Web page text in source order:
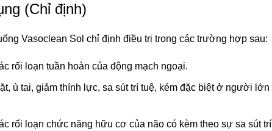
(Chỉ định)
Vasoclean Sol chỉ định điều trị trong các trường hợp sau:
rối loạn tuần hoàn của động mạch ngoại.
ù tai, giảm thính lực, sa sút trí tuệ, kém đặc biệt ở người lớn
rối loạn chức năng hữu cơ của não có kèm theo sự sa sút trí